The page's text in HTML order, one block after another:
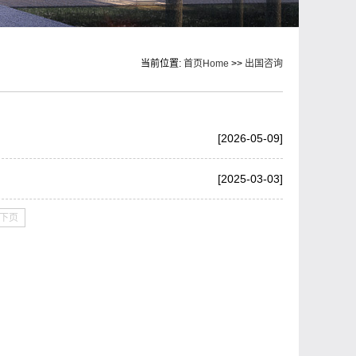
当前位置: 首页Home >> 出国咨询
[2026-05-09]
[2025-03-03]
页